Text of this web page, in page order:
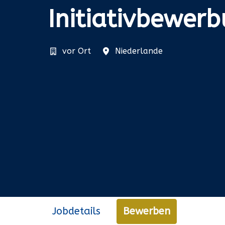
vor Ort Niederlande
Jobdetails Bewerben